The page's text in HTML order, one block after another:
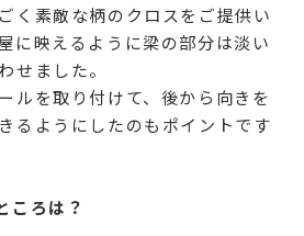
く素敵な柄のクロスをご提供い
に映えるように梁の部分は淡い
せました。
ルを取り付けて、後から向きを
るようにしたのもポイントです
ころは？